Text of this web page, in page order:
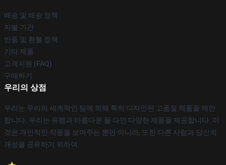
배송 및 배송 정책
지불 기간
반품 및 환불 정책
기타 제품
고객지원 (FAQ)
구매하기
우리의 상점
우리는 우리의 세계적인 팀에 의해 특히 디자인된 고품질 제품을 제안
합니다. 우리는 유행과 아름다운 둘 다인 다양한 제품을 제공합니다. 이
것은 개인적인 작풍을 보여주는 뿐만 아니라, 또한 다른 사람과 당신의
개성을 공유하기 위하여.